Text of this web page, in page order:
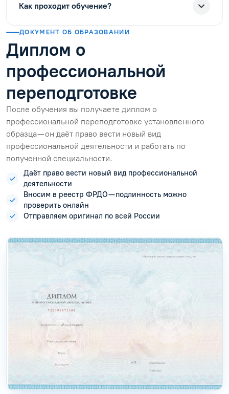
Как проходит обучение?
ДОКУМЕНТ ОБ ОБРАЗОВАНИИ
Диплом о
профессиональной
переподготовке
После обучения вы получаете диплом о
профессиональной переподготовке установленного
образца — он даёт право вести новый вид
профессиональной деятельности и работать по
полученной специальности.
Даёт право вести новый вид профессиональной
деятельности
Вносим в реестр ФРДО — подлинность можно
проверить онлайн
Отправляем оригинал по всей России